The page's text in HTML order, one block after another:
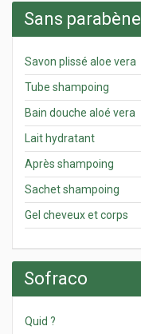
Sans parabène
Savon plissé aloe vera
Tube shampoing
Bain douche aloé vera
Lait hydratant
Après shampoing
Sachet shampoing
Gel cheveux et corps
Sofraco
Quid ?